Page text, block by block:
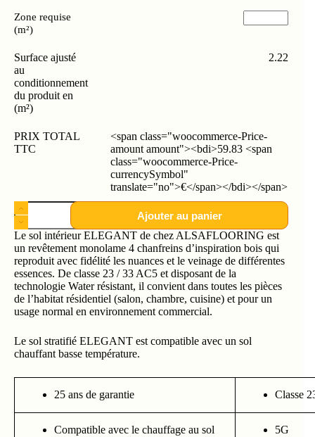
Zone requise
(m²)
Surface ajusté
au
conditionnement
du produit en
(m²)
2.22
PRIX TOTAL
TTC
<span class="woocommerce-Price-
amount amount"><bdi>59.83 <span
class="woocommerce-Price-
currencySymbol"
translate="no">€</span></bdi></span>
Ajouter au panier
Le sol intérieur ELEGANT de chez ALSAFLOORING est
un revêtement monolame 4 chanfreins d’inspiration bois qui
reproduit avec fidélité les nuances et le veinage de différentes
essences. De classe 23 / 33 AC5 et disposant de la
technologie Water résistant, il convient dans toutes les pièces
de l’habitat résidentiel (salon, chambre, cuisine) et pour un
usage normal en environnement commercial.
Le sol stratifié ELEGANT est compatible avec un sol
chauffant basse température.
25 ans de garantie Classe
Compatible avec le chauffage au sol 5G